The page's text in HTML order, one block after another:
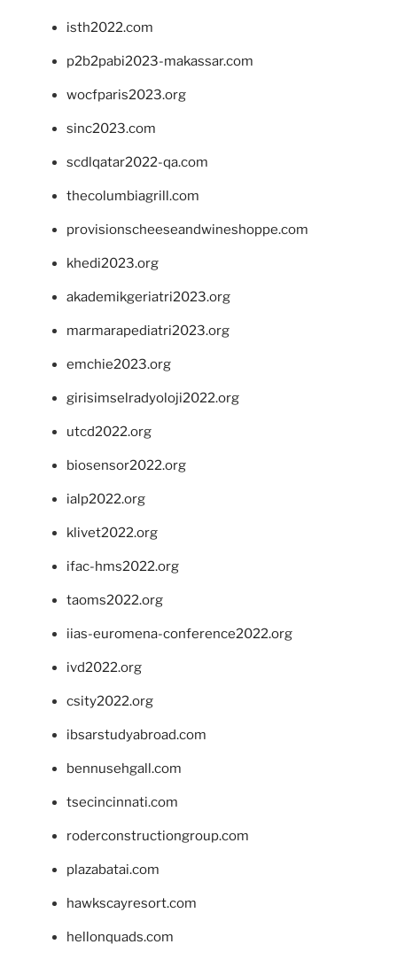
isth2022.com
p2b2pabi2023-makassar.com
wocfparis2023.org
sinc2023.com
scdlqatar2022-qa.com
thecolumbiagrill.com
provisionscheeseandwineshoppe.com
khedi2023.org
akademikgeriatri2023.org
marmarapediatri2023.org
emchie2023.org
girisimselradyoloji2022.org
utcd2022.org
biosensor2022.org
ialp2022.org
klivet2022.org
ifac-hms2022.org
taoms2022.org
iias-euromena-conference2022.org
ivd2022.org
csity2022.org
ibsarstudyabroad.com
bennusehgall.com
tsecincinnati.com
roderconstructiongroup.com
plazabatai.com
hawkscayresort.com
hellonquads.com